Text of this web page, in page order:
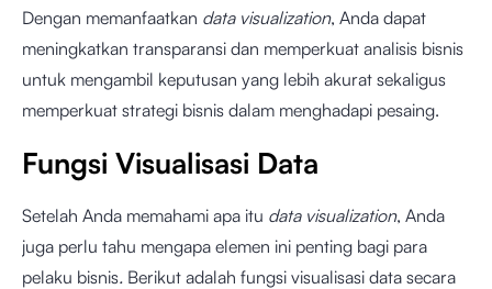
Dengan memanfaatkan data visualization, Anda dapat
meningkatkan transparansi dan memperkuat analisis bisnis
untuk mengambil keputusan yang lebih akurat sekaligus
memperkuat strategi bisnis dalam menghadapi pesaing.
Fungsi Visualisasi Data
Setelah Anda memahami apa itu data visualization, Anda
juga perlu tahu mengapa elemen ini penting bagi para
pelaku bisnis. Berikut adalah fungsi visualisasi data secara